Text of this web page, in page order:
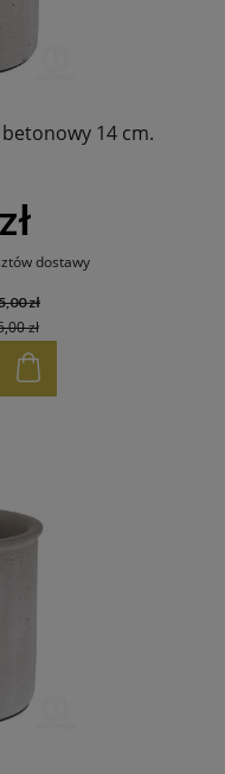
betonowy 14 cm.
dostawy
zł
zł